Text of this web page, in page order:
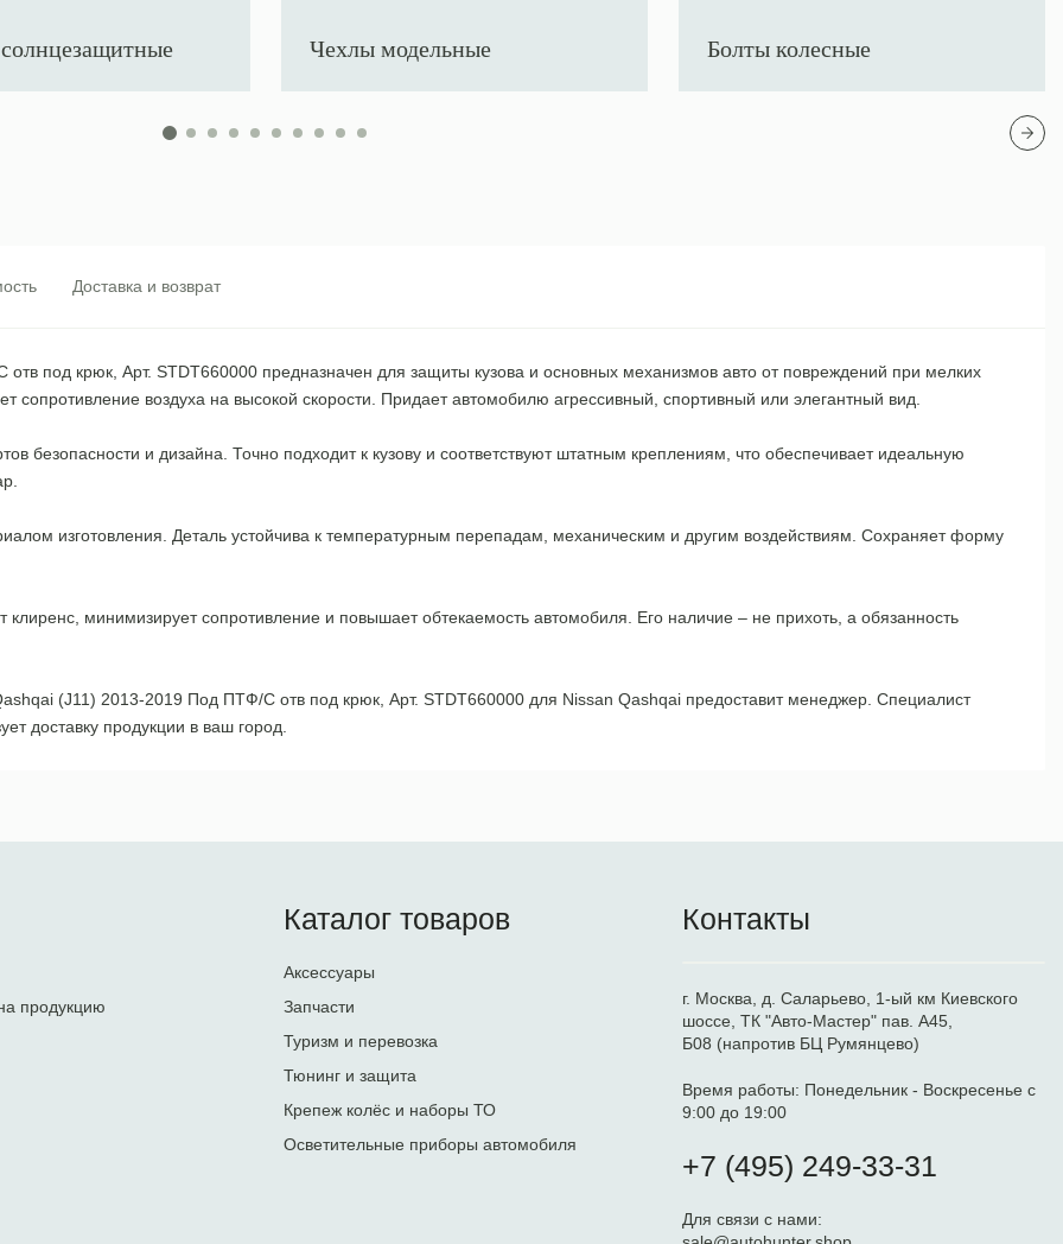
Чехлы модельные Болты колесные
Доставка и возврат
под крюк, Арт. STDT660000 предназначен для защиты кузова и основных механизмов авто от повреждений при мелких
сопротивление воздуха на высокой скорости. Придает автомобилю агрессивный, спортивный или элегантный вид.
безопасности и дизайна. Точно подходит к кузову и соответствуют штатным креплениям, что обеспечивает идеальную
изготовления. Деталь устойчива к температурным перепадам, механическим и другим воздействиям. Сохраняет форму
минимизирует сопротивление и повышает обтекаемость автомобиля. Его наличие – не прихоть, а обязанность
(J11) 2013-2019 Под ПТФ/С отв под крюк, Арт. STDT660000 для Nissan Qashqai предоставит менеджер. Специалист
доставку продукции в ваш город.
продукцию
Каталог товаров
Аксессуары
Запчасти
Туризм и перевозка
Тюнинг и защита
Крепеж колёс и наборы ТО
Осветительные приборы автомобиля
Контакты
г. Москва, д. Саларьево, 1-ый км Киевского
шоссе, ТК "Авто-Мастер" пав. А45,
Б08 (напротив БЦ Румянцево)
Время работы: Понедельник - Воскресенье с
9:00 до 19:00
+7 (495) 249-33-31
Для связи с нами: